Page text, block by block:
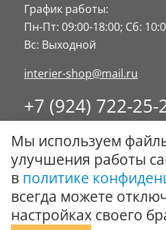
График работы:
Пн-Пт: 09:00-18:00; Сб:
Вс: Выходной
interier-shop@mail.ru
+7 (924) 722-25-
8 (4234) 32-17-89
Заказать обратный звонок
© ООО "Стиль-Интерьер"
защищены.
Политика обработки
Мы используем
улучшения работы
в политике
всегда можете
настройках своего